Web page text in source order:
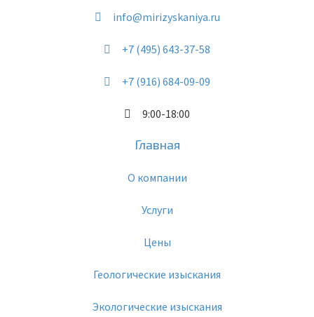
info@mirizyskaniya.ru
+7 (495) 643-37-58
+7 (916) 684-09-09
9:00-18:00
Главная
О компании
Услуги
Цены
Геологические изыскания
Экологические изыскания